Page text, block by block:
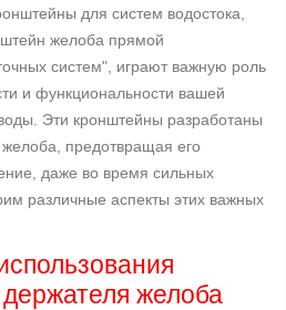
для систем водостока,
желоба прямой
систем", играют важную роль
и функциональности вашей
Эти кронштейны разработаны
предотвращая его
даже во время сильных
различные аспекты этих важных
желоба